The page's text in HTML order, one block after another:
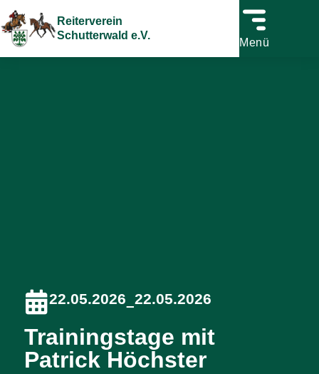
Reiterverein
Schutterwald e.V.
Menü
22.05.2026–22.05.2026
Trainingstage mit
Patrick Höchster